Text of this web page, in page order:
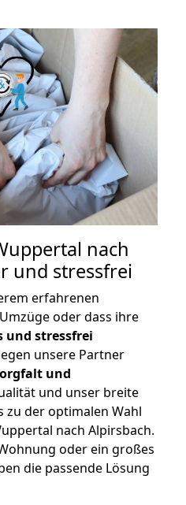
nach
und stressfrei
erfahrenen
oder dass ihre
und stressfrei
unsere Partner
und
und unser breite
zu der optimalen Wahl
nach Alpirsbach.
oder ein großes
die passende Lösung